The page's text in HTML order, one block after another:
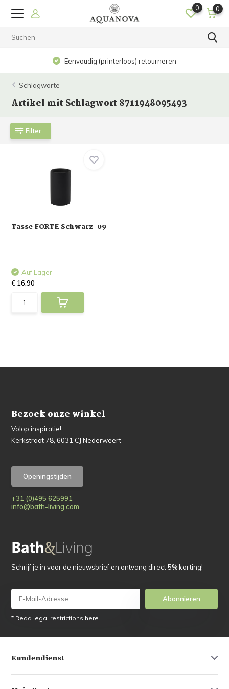
0 0
Eenvoudig (printerloos) retourneren
Schlagworte
Artikel mit Schlagwort 8711948095493
Filter
Tasse FORTE Schwarz-09
Auf Lager
€ 16,90
Bezoek onze winkel
Volop inspiratie!
Kerkstraat 78, 6031 CJ Nederweert
Openingstijden
+31 (0)495 625991
info@bath-living.com
Schrijf je in voor de nieuwsbrief en ontvang direct 5% korting!
Abonnieren
* Read legal restrictions here
Kundendienst